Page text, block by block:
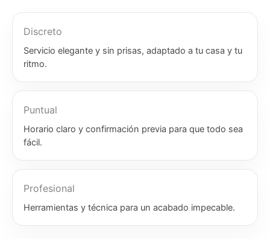
Discreto
Servicio elegante y sin prisas, adaptado a tu casa y tu
ritmo.
Puntual
Horario claro y confirmación previa para que todo sea
fácil.
Profesional
Herramientas y técnica para un acabado impecable.